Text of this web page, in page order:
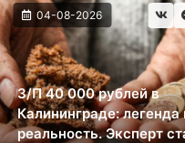
04-08-2026
З/П 40 000 рублей в
Калининграде: легенда
реальность. Эксперт